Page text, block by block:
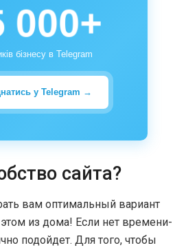
000+
бізнесу в Telegram
у Telegram →
сайта?
вам оптимальный вариант
из дома! Если нет времени-
подойдет. Для того, чтобы